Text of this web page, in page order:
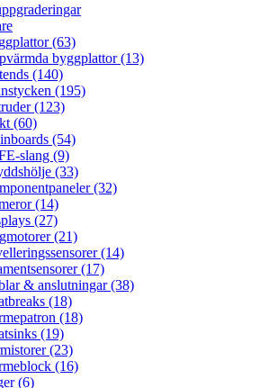
(63)
byggplattor (13)
(140)
(195)
(123)
(60)
(54)
slang (9)
(33)
(32)
(14)
(27)
(21)
(14)
(17)
& anslutningar (38)
(18)
(18)
(19)
(23)
(16)
(6)